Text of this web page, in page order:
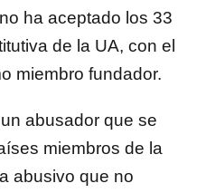
ha aceptado los 33
de la UA, con el
miembro fundador.
abusador que se
miembros de la
abusivo que no